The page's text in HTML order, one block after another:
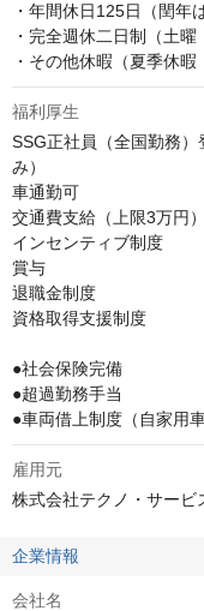
・年間休日125日（閏年
・完全週休二日制（土曜
・その他休暇（夏季休暇
福利厚生
SSG正社員（全国勤務
み）
車通勤可
交通費支給（上限3万円）
インセンティブ制度
賞与
退職金制度
資格取得支援制度
●社会保険完備
●超過勤務手当
●車両借上制度（自家用
雇用元
株式会社テクノ・サービ
企業情報
会社名